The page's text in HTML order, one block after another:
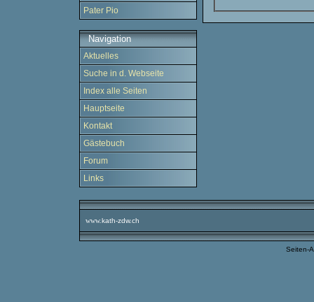
Pater Pio
Navigation
Aktuelles
Suche in d. Webseite
Index alle Seiten
Hauptseite
Kontakt
Gästebuch
Forum
Links
www.kath-zdw.ch
Seiten-